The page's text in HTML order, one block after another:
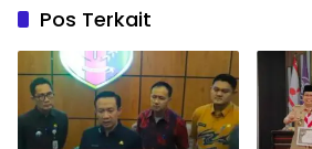
Pos Terkait